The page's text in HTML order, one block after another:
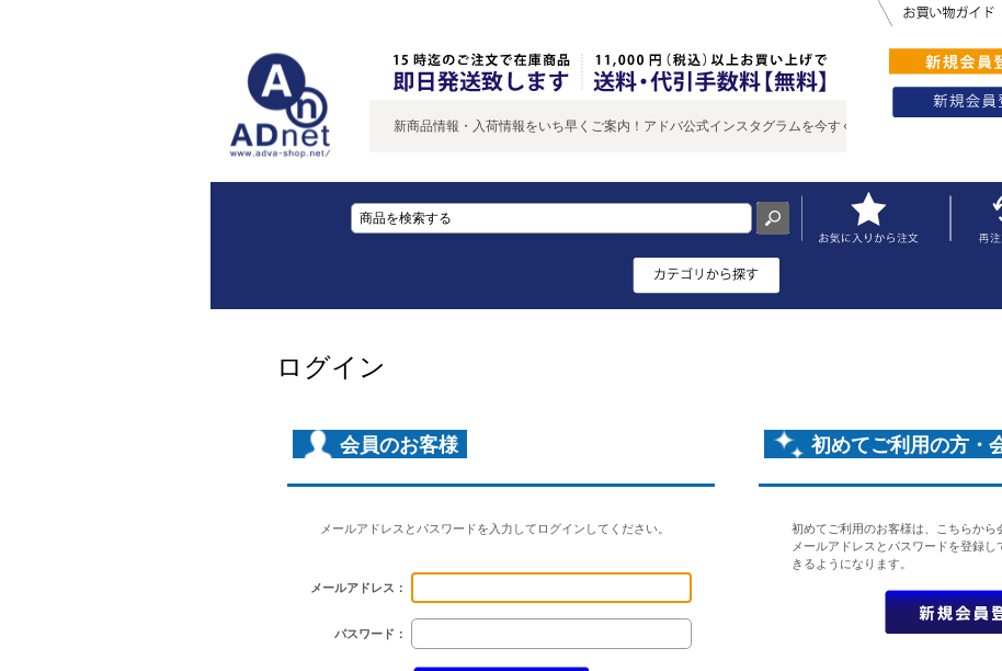
新商品情報・入荷情報をいち早くご案内！アドバ公式インスタグラムを今すぐチェック♪
ログイン
会員のお客様
メールアドレスとパスワードを入力してログインしてください。
メールアドレス：
パスワード：
初めてご利用の方・
初めてご利用のお客様は、こちらから
メールアドレスとパスワードを登録
きるようになります。